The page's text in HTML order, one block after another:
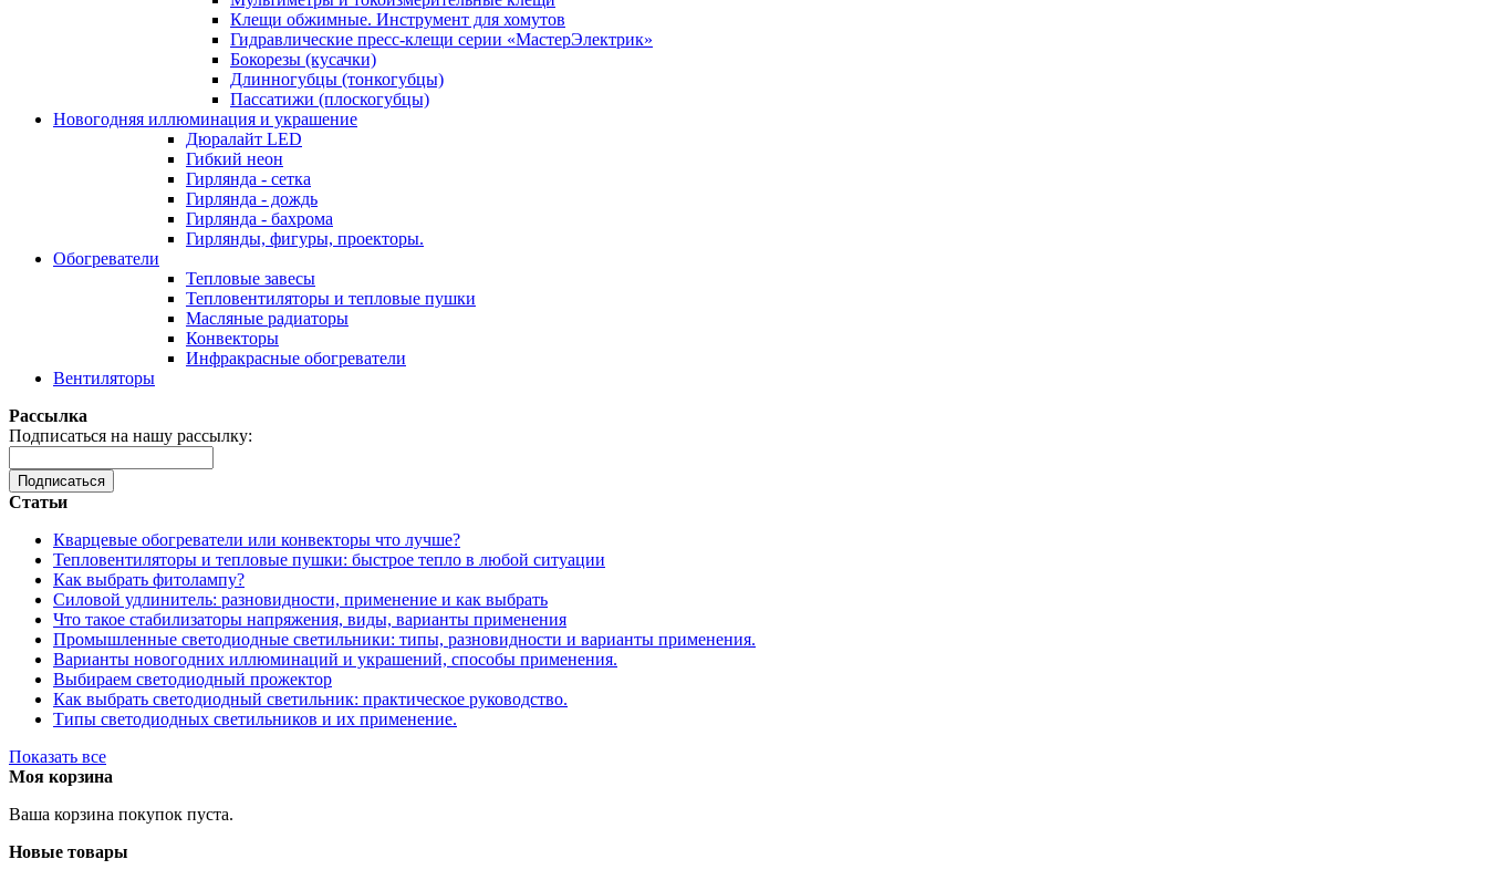
Клещи обжимные. Инструмент для хомутов
Гидравлические пресс-клещи серии «МастерЭлектрик»
Бокорезы (кусачки)
Длинногубцы (тонкогубцы)
Пассатижи (плоскогубцы)
Новогодняя иллюминация и украшение
Дюралайт LED
Гибкий неон
Гирлянда - сетка
Гирлянда - дождь
Гирлянда - бахрома
Гирлянды, фигуры, проекторы.
Обогреватели
Тепловые завесы
Тепловентиляторы и тепловые пушки
Масляные радиаторы
Конвекторы
Инфракрасные обогреватели
Вентиляторы
Рассылка
Подписаться на нашу рассылку:
Подписаться
Статьи
Кварцевые обогреватели или конвекторы что лучше?
Тепловентиляторы и тепловые пушки: быстрое тепло в любой ситуации
Как выбрать фитолампу?
Силовой удлинитель: разновидности, применение и как выбрать
Что такое стабилизаторы напряжения, виды, варианты применения
Промышленные светодиодные светильники: типы, разновидности и варианты применения.
Варианты новогодних иллюминаций и украшений, способы применения.
Выбираем светодиодный прожектор
Как выбрать светодиодный светильник: практическое руководство.
Типы светодиодных светильников и их применение.
Показать все
Моя корзина
Ваша корзина покупок пуста.
Новые товары